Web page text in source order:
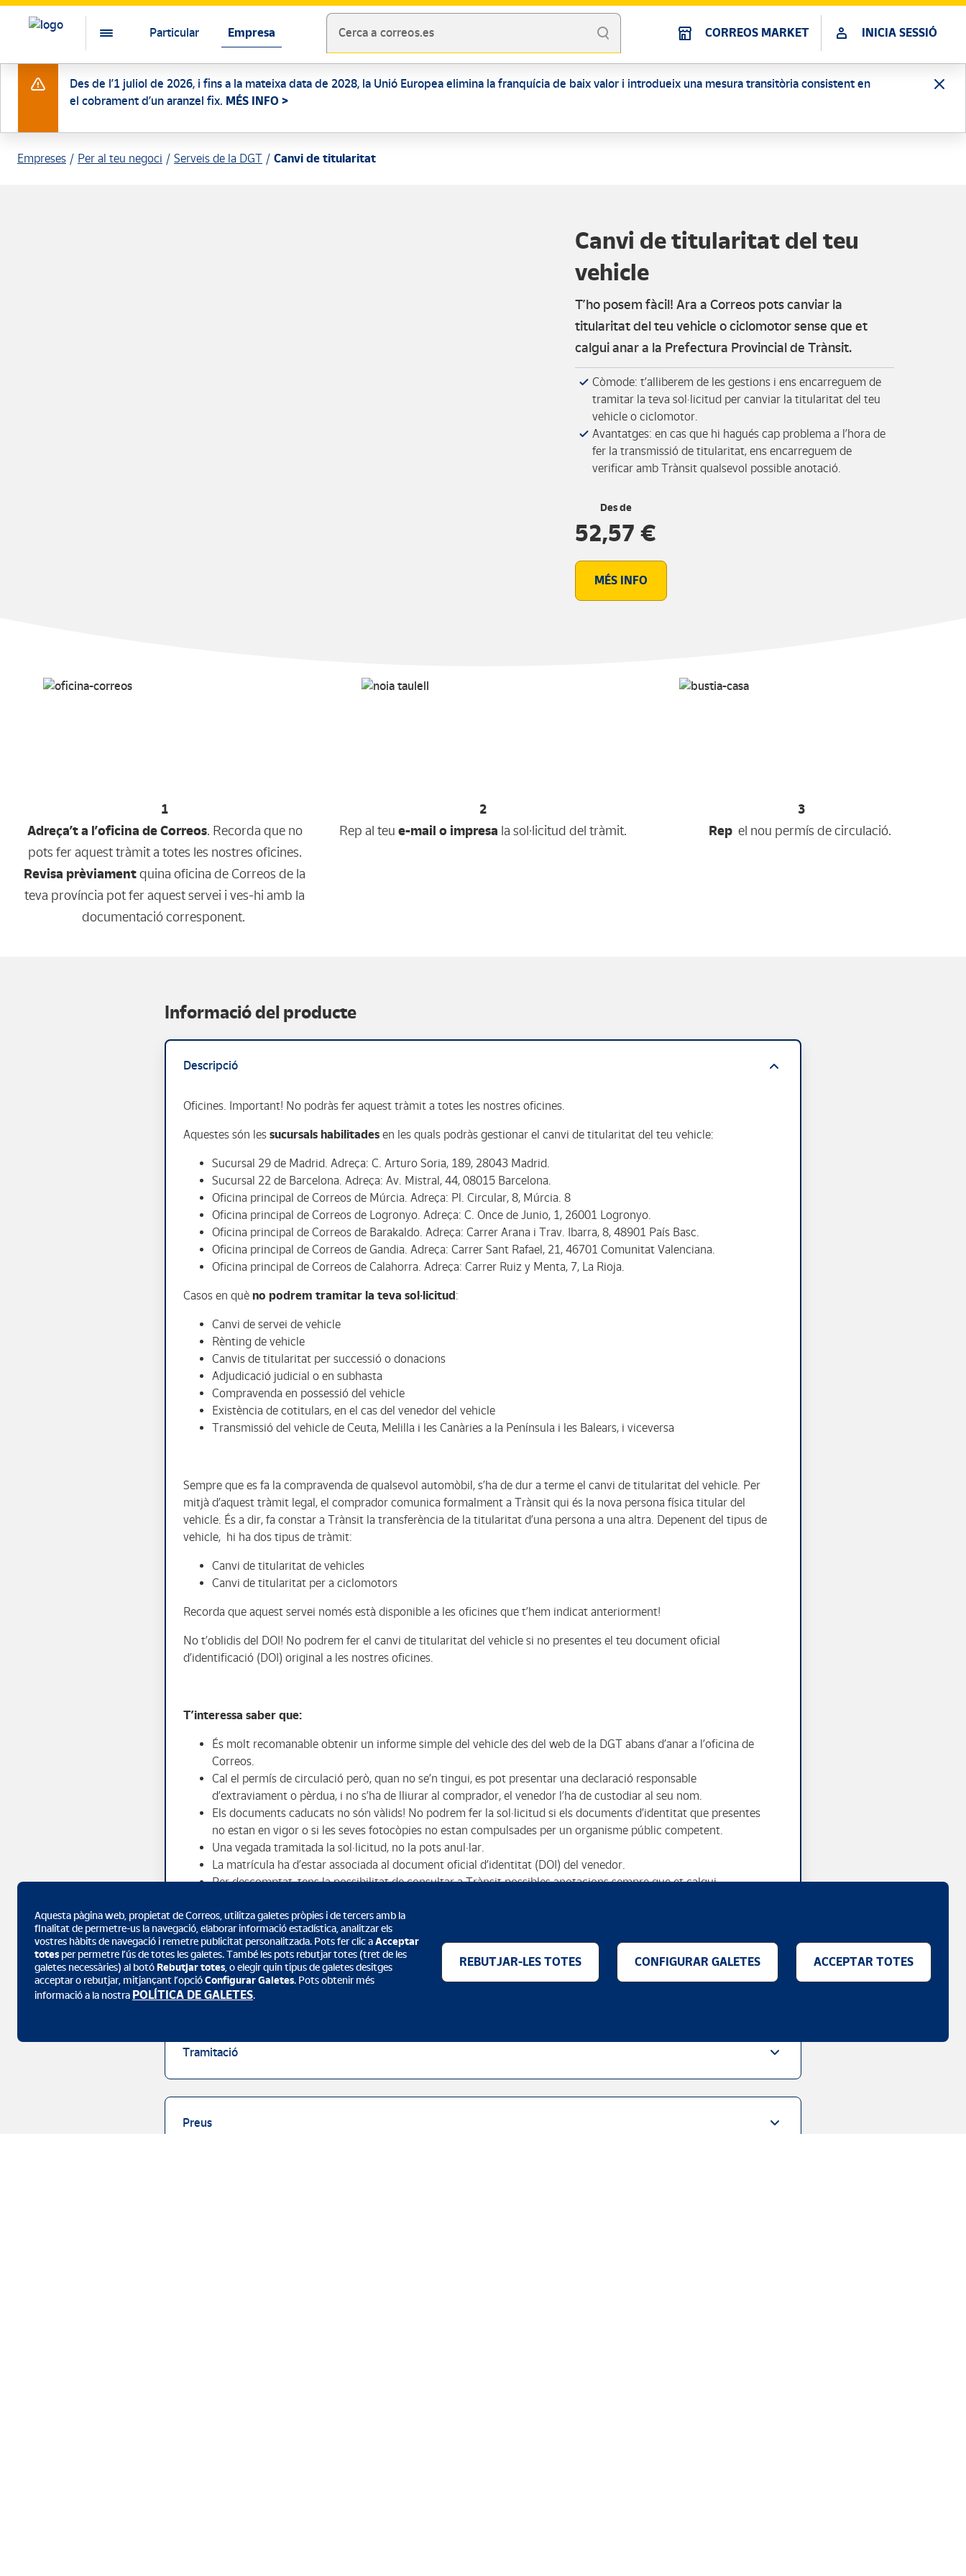
Particular Empresa Cerca a correos.es CORREOS MARKET INICIA SESSIÓ
Des de l’1 juliol de 2026, i fins a la mateixa data de 2028, la Unió Europea elimina la franquícia de baix valor i introdueix una mesura transitòria consistent en
el cobrament d’un aranzel fix. MÉS INFO >
Empreses Per al teu negoci Serveis de la DGT Canvi de titularitat
Canvi de titularitat del teu
vehicle
T’ho posem fàcil! Ara a Correos pots canviar la
titularitat del teu vehicle o ciclomotor sense que et
calgui anar a la Prefectura Provincial de Trànsit.
Còmode: t’alliberem de les gestions i ens encarreguem de
tramitar la teva sol·licitud per canviar la titularitat del teu
vehicle o ciclomotor.
Avantatges: en cas que hi hagués cap problema a l’hora de
fer la transmissió de titularitat, ens encarreguem de
verificar amb Trànsit qualsevol possible anotació.
Des de
52,57 €
MÉS INFO
1
Adreça’t a l’oficina de Correos. Recorda que no
pots fer aquest tràmit a totes les nostres oficines.
Revisa prèviamentquina oficina de Correos de la
teva província pot fer aquest servei i ves-hi amb la
documentació corresponent.
2
Rep al teu e-mail o impresa la sol·licitud del tràmit.
3
Repel nou permís de circulació.
Informació del producte
Descripció
Oficines. Important! No podràs fer aquest tràmit a totes les nostres oficines.
Aquestes són les sucursals habilitadesen les quals podràs gestionar el canvi de titularitat del teu vehicle:
Sucursal 29 de Madrid. Adreça: C. Arturo Soria, 189, 28043 Madrid.
Sucursal 22 de Barcelona. Adreça: Av. Mistral, 44, 08015 Barcelona.
Oficina principal de Correos de Múrcia. Adreça: Pl. Circular, 8, Múrcia. 8
Oficina principal de Correos de Logronyo. Adreça: C. Once de Junio, 1, 26001 Logronyo.
Oficina principal de Correos de Barakaldo. Adreça: Carrer Arana i Trav. Ibarra, 8, 48901 País Basc.
Oficina principal de Correos de Gandia. Adreça: Carrer Sant Rafael, 21, 46701 Comunitat Valenciana.
Oficina principal de Correos de Calahorra. Adreça: Carrer Ruiz y Menta, 7, La Rioja.
Casos en què no podrem tramitar la teva sol·licitud :
Canvi de servei de vehicle
Rènting de vehicle
Canvis de titularitat per successió o donacions
Adjudicació judicial o en subhasta
Compravenda en possessió del vehicle
Existència de cotitulars, en el cas del venedor del vehicle
Transmissió del vehicle de Ceuta, Melilla i les Canàries a la Península i les Balears, i viceversa
Sempre que es fa la compravenda de qualsevol automòbil, s’ha de dur a terme el canvi de titularitat del vehicle. Per
mitjà d’aquest tràmit legal, el comprador comunica formalment a Trànsit qui és la nova persona física titular del
vehicle. És a dir, fa constar a Trànsit la transferència de la titularitat d’una persona a una altra. Depenent del tipus de
vehicle, hi ha dos tipus de tràmit:
Canvi de titularitat de vehicles
Canvi de titularitat per a ciclomotors
Recorda que aquest servei només està disponible a les oficines que t’hem indicat anteriorment!
No t’oblidis del DOI! No podrem fer el canvi de titularitat del vehicle si no presentes el teu document oficial
d’identificació (DOI) original a les nostres oficines.
T’interessa saber que:
És molt recomanable obtenir un informe simple del vehicle des del web de la DGT abans d’anar a l’oficina de
Correos.
Cal el permís de circulació però, quan no se’n tingui, es pot presentar una declaració responsable
d’extraviament o pèrdua, i no s’ha de lliurar al comprador, el venedor l’ha de custodiar al seu nom.
Els documents caducats no són vàlids! No podrem fer la sol·licitud si els documents d’identitat que presentes
no estan en vigor o si les seves fotocòpies no estan compulsades per un organisme públic competent.
Una vegada tramitada la sol·licitud, no la pots anul·lar.
La matrícula ha d’estar associada al document oficial d’identitat (DOI) del venedor.
Per descomptat, tens la possibilitat de consultar a Trànsit possibles anotacions sempre que et calgui.
Documentació
Tramitació
Preus
Aquesta pàgina web, propietat de Correos, utilitza galetes pròpies i de tercers amb la
finalitat de permetre-us la navegació, elaborar informació estadística, analitzar els
vostres hàbits de navegació i remetre publicitat personalitzada. Pots fer clic aAcceptar
totes per permetre l’ús de totes les galetes. També les pots rebutjar totes (tret de les
galetes necessàries) al botó Rebutjar totes, o elegir quin tipus de galetes desitges
acceptar o rebutjar, mitjançant l’opcióConfigurar Galetes. Pots obtenir més
informació a la nostra POLÍTICA DE GALETES.
REBUTJAR-LES TOTES CONFIGURAR GALETES ACCEPTAR TOTES